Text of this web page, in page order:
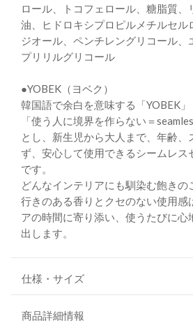
ロール、トコフェロール、糖脂質、
油、ヒドロキシプロピルメチルセル
ジオール、ペンチレングリコール、
プリリルグリコール
●YOBEK（ヨベク）
韓国語で余白を意味する「YOBEK」
「使う人に境界を作らない＝
とし、新生児から大人まで、年齢、
ず、安心して使用できるシームレス
です。
どんなインテリアにも馴染む飽きの
行きのある香りとクセのない使用感
アの時間に寄り添い、使うたびに心
出します。
仕様・サイズ
商品詳細情報